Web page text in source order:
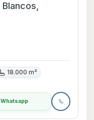
18.000 m²
Whatsapp